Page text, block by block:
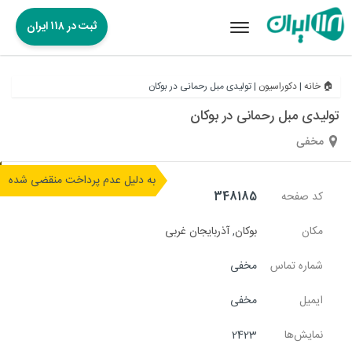
Toggle
ثبت در ۱۱۸ ایران
🏠 خانه|دکوراسیون|تولیدی مبل رحمانی در بوکان
تولیدی مبل رحمانی در بوکان
مخفی
به دلیل عدم پرداخت منقضی شده
کد صفحه
348185
مکان
بوکان,آذربایجان غربی
شماره تماس
مخفی
ایمیل
مخفی
نمایش‌ها
2423